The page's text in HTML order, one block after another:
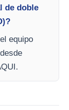
de doble
equipo